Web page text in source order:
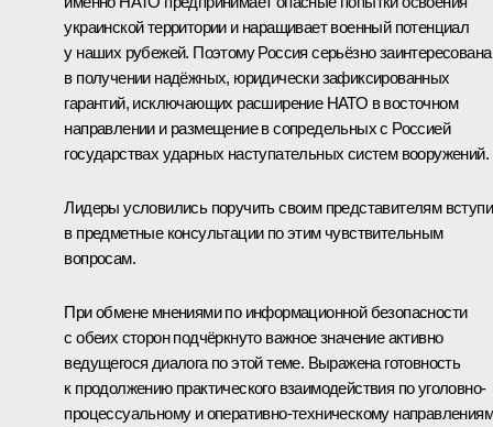
украинской территории и наращивает военный потенциал
у наших рубежей. Поэтому Россия серьёзно заинтересована
в получении надёжных, юридически зафиксированных
гарантий, исключающих расширение НАТО в восточном
направлении и размещение в сопредельных с Россией
государствах ударных наступательных систем вооружений.
Лидеры условились поручить своим представителям
в предметные консультации по этим чувствительным
вопросам.
При обмене мнениями по информационной безопасности
с обеих сторон подчёркнуто важное значение активно
ведущегося диалога по этой теме. Выражена готовность
к продолжению практического взаимодействия по уголовно-
процессуальному и оперативно-техническому направлениям